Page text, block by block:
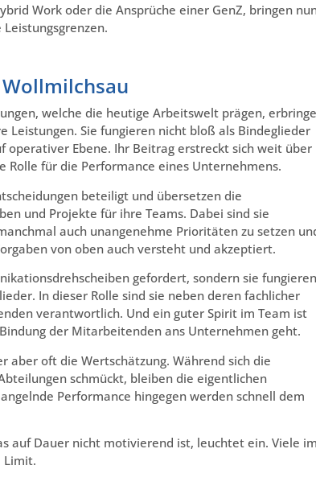
Work oder die Ansprüche einer GenZ, bringen
welche die heutige Arbeitswelt prägen,
Sie fungieren nicht bloß als Bindeglieder
operativer Ebene. Ihr Beitrag erstreckt sich weit über
Rolle für die Performance eines Unternehmens.
beteiligt und übersetzen die
und Projekte für ihre Teams. Dabei sind sie
auch unangenehme Prioritäten zu setzen
von oben auch versteht und akzeptiert.
gefordert, sondern sie fungieren
In dieser Rolle sind sie neben deren fachlicher
verantwortlich. Und ein guter Spirit im Team ist
der Mitarbeitenden ans Unternehmen geht.
aber oft die Wertschätzung. Während sich die
schmückt, bleiben die eigentlichen
Performance hingegen werden schnell dem
auf Dauer nicht motivierend ist, leuchtet ein. Viele im
Limit.